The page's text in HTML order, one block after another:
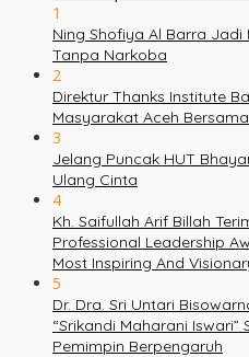
1
Ning Shofiya Al Barra
Tanpa Narkoba
2
Direktur Thanks Institute
Masyarakat Aceh
3
Jelang Puncak HUT
Ulang Cinta
4
Kh. Saifullah Arif Billah
Professional Leadership
Most Inspiring And
5
Dr. Dra. Sri Untari
“Srikandi Maharani
Pemimpin Berpengaruh